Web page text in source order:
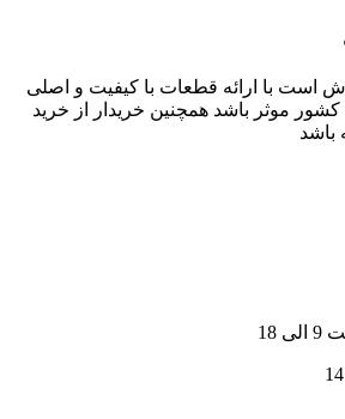
است با ارائه قطعات با کیفیت و اصلی
موثر باشد همچنین خریدار از خرید
باشد